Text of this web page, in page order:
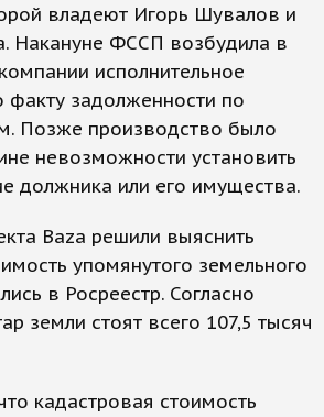
владеют Игорь Шувалов и
Накануне ФССП возбудила в
исполнительное
факту задолженности по
Позже производство было
невозможности установить
должника или его имущества.
Baza решили выяснить
упомянутого земельного
в Росреестр. Согласно
земли стоят всего 107,5 тысяч
кадастровая стоимость